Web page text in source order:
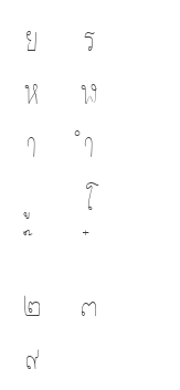
ย
ร
ห
ฬ
า
ำ
โ
๒
๓
๙